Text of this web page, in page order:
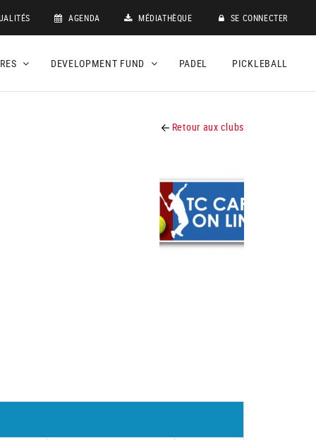
AGENDA MÉDIATHÈQUE SE CONNECTER
DEVELOPMENT FUND PADEL PICKLEBALL
Retour aux clubs